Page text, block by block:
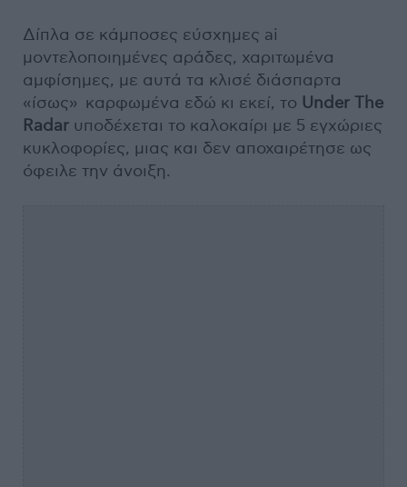
Δίπλα σε κάμποσες εύσχημες ai
μοντελοποιημένες αράδες, χαριτωμένα
αμφίσημες, με αυτά τα κλισέ διάσπαρτα
«ίσως» καρφωμένα εδώ κι εκεί, το Under The
Radar υποδέχεται το καλοκαίρι με 5 εγχώριες
κυκλοφορίες, μιας και δεν αποχαιρέτησε ως
όφειλε την άνοιξη.